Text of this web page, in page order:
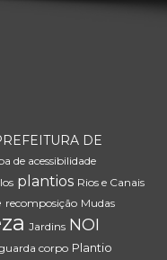
DE
de acessibilidade
plantios Rios e Canais
recomposição Mudas
Jardins NOI
corpo Plantio